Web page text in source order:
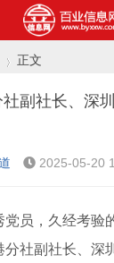
正文
副社长、深
2025-05-20
党员，久经考验
分社副社长、深